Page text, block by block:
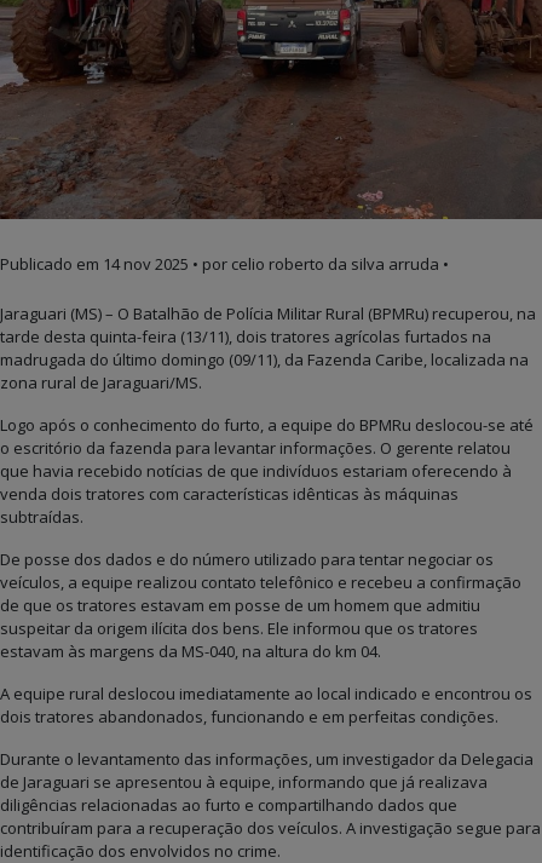
Publicado em 14 nov 2025 • por celio roberto da silva arruda •
Jaraguari (MS) – O Batalhão de Polícia Militar Rural (BPMRu) recuperou, na
tarde desta quinta-feira (13/11), dois tratores agrícolas furtados na
madrugada do último domingo (09/11), da Fazenda Caribe, localizada na
zona rural de Jaraguari/MS.
Logo após o conhecimento do furto, a equipe do BPMRu deslocou-se até
o escritório da fazenda para levantar informações. O gerente relatou
que havia recebido notícias de que indivíduos estariam oferecendo à
venda dois tratores com características idênticas às máquinas
subtraídas.
De posse dos dados e do número utilizado para tentar negociar os
veículos, a equipe realizou contato telefônico e recebeu a confirmação
de que os tratores estavam em posse de um homem que admitiu
suspeitar da origem ilícita dos bens. Ele informou que os tratores
estavam às margens da MS-040, na altura do km 04.
A equipe rural deslocou imediatamente ao local indicado e encontrou os
dois tratores abandonados, funcionando e em perfeitas condições.
Durante o levantamento das informações, um investigador da Delegacia
de Jaraguari se apresentou à equipe, informando que já realizava
diligências relacionadas ao furto e compartilhando dados que
contribuíram para a recuperação dos veículos. A investigação segue para
identificação dos envolvidos no crime.